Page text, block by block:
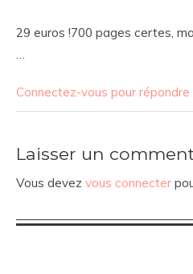
29 euros !700 pages certes,
…
Connectez-vous pour répondre
Laisser un
Vous devez vous connecter